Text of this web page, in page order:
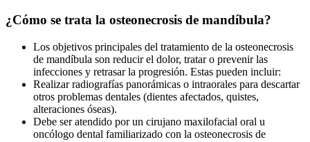
¿Cómo se trata la osteonecrosis de mandíbula?
Los objetivos principales del tratamiento de la osteonecrosis
de mandíbula son reducir el dolor, tratar o prevenir las
infecciones y retrasar la progresión. Estas pueden incluir:
Realizar radiografías panorámicas o intraorales para descartar
otros problemas dentales (dientes afectados, quistes,
alteraciones óseas).
Debe ser atendido por un cirujano maxilofacial oral u
oncólogo dental familiarizado con la osteonecrosis de